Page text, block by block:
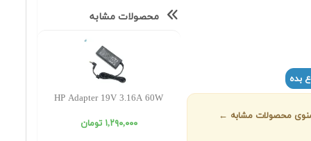
بده
منوی محصولات مشابه ←
محصولات مشابه
HP Adapter 19V 3.16A 60W
١,٢٩٠,٠٠٠ تومان